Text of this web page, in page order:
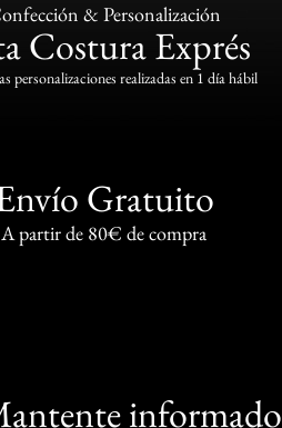
& Personalización
Costura Exprés
personalizaciones realizadas en 1 día hábil
Gratuito
A partir de 80€ de compra
informado